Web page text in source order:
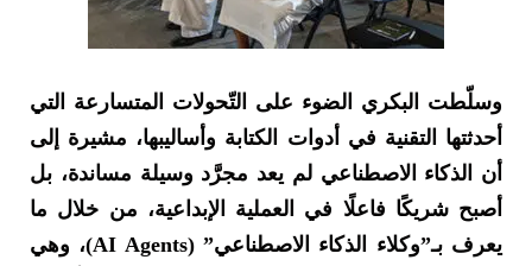
وسلّطت البكري الضوء على التّحولات المتسارعة التي
أحدثتها التقنية في أدوات الكتابة وأساليبها، مشيرة إلى
أن الذكاء الاصطناعي لم يعد مجرَّد وسيلة مساندة، بل
أصبح شريكًا فاعلًا في العملية الإبداعية، من خلال ما
يعرف بـ”وكلاء الذكاء الاصطناعي” (AI Agents)، وهي